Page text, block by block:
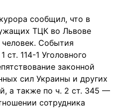
сообщил, что в
ТЦК во Львове
События
ст. 114-1 Уголовного
законной
сил Украины и других
а также по ч. 2 ст. 345 —
сотрудника